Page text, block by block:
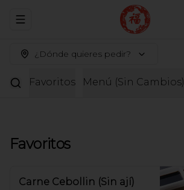
Abrir menu de navegación
¿Dónde quieres pedir?
Favoritos Menú (Sin Cambios)
Favoritos
Carne Cebollin (Sin ají)